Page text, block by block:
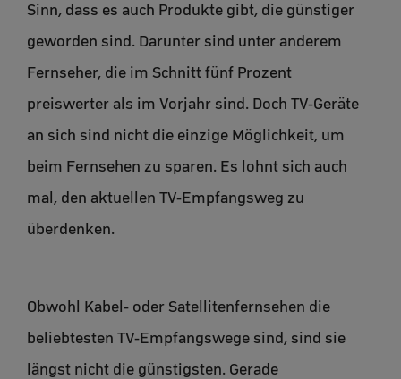
Sinn, dass es auch Produkte gibt, die günstiger
geworden sind. Darunter sind unter anderem
Fernseher, die im Schnitt fünf Prozent
preiswerter als im Vorjahr sind. Doch TV-Geräte
an sich sind nicht die einzige Möglichkeit, um
beim Fernsehen zu sparen. Es lohnt sich auch
mal, den aktuellen TV-Empfangsweg zu
überdenken.
Obwohl Kabel- oder Satellitenfernsehen die
beliebtesten TV-Empfangswege sind, sind sie
längst nicht die günstigsten. Gerade